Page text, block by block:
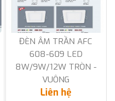
ĐÈN ÂM TRẦN AFC
608-609 LED
8W/9W/12W TRÒN -
VUÔNG
Liên hệ